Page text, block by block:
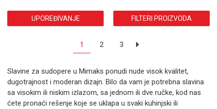
UPOREĐIVANJE FILTERI PROIZVODA
1 2 3
Slavine za sudopere u Mimaks ponudi nude visok kvalitet,
dugotrajnost i moderan dizajn. Bilo da vam je potrebna slavina
sa visokim ili niskim izlazom, sa jednom ili dve ručke, kod nas
ćete pronaći rešenje koje se uklapa u svaki kuhinjski ili